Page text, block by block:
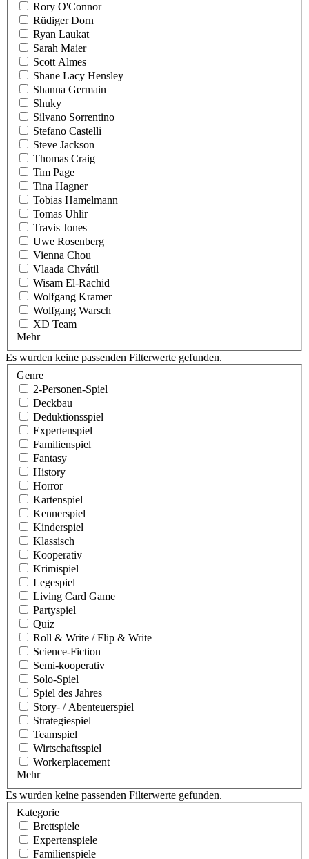
Rory O'Connor
Rüdiger Dorn
Ryan Laukat
Sarah Maier
Scott Almes
Shane Lacy Hensley
Shanna Germain
Shuky
Silvano Sorrentino
Stefano Castelli
Steve Jackson
Thomas Craig
Tim Page
Tina Hagner
Tobias Hamelmann
Tomas Uhlir
Travis Jones
Uwe Rosenberg
Vienna Chou
Vlaada Chvátil
Wisam El-Rachid
Wolfgang Kramer
Wolfgang Warsch
XD Team
Mehr
Es wurden keine passenden Filterwerte gefunden.
Genre
2-Personen-Spiel
Deckbau
Deduktionsspiel
Expertenspiel
Familienspiel
Fantasy
History
Horror
Kartenspiel
Kennerspiel
Kinderspiel
Klassisch
Kooperativ
Krimispiel
Legespiel
Living Card Game
Partyspiel
Quiz
Roll & Write / Flip & Write
Science-Fiction
Semi-kooperativ
Solo-Spiel
Spiel des Jahres
Story- / Abenteuerspiel
Strategiespiel
Teamspiel
Wirtschaftsspiel
Workerplacement
Mehr
Es wurden keine passenden Filterwerte gefunden.
Kategorie
Brettspiele
Expertenspiele
Familienspiele